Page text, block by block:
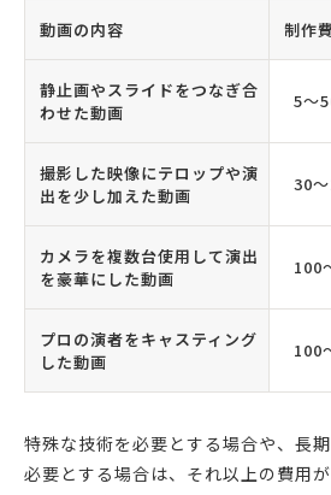
動画の内容 制作
静止画やスライドをつなぎ合
わせた動画
5〜
撮影した映像にテロップや演
出を少し加えた動画
30
カメラを複数台使用して演出
を豪華にした動画
100
プロの演者をキャスティング
した動画
100
特殊な技術を必要とする場合や、長
必要とする場合は、それ以上の費用